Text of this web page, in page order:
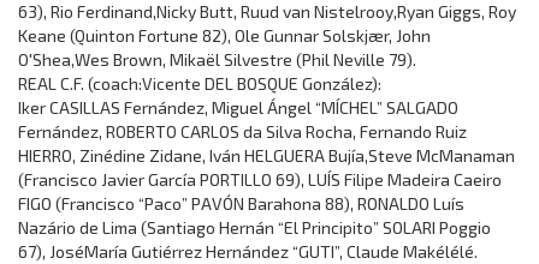
63), Rio Ferdinand,Nicky Butt, Ruud van Nistelrooy,Ryan Giggs, Roy
Keane (Quinton Fortune 82), Ole Gunnar Solskjær, John
O'Shea,Wes Brown, Mikaël Silvestre (Phil Neville 79).
REAL C.F. (coach:Vicente DEL BOSQUE González):
Iker CASILLAS Fernández, Miguel Ángel “MÍCHEL” SALGADO
Fernández, ROBERTO CARLOS da Silva Rocha, Fernando Ruiz
HIERRO, Zinédine Zidane, Iván HELGUERA Bujía,Steve McManaman
(Francisco Javier García PORTILLO 69), LUÍS Filipe Madeira Caeiro
FIGO (Francisco “Paco” PAVÓN Barahona 88), RONALDO Luís
Nazário de Lima (Santiago Hernán “El Principito” SOLARI Poggio
67), JoséMaría Gutiérrez Hernández “GUTI”, Claude Makélélé.